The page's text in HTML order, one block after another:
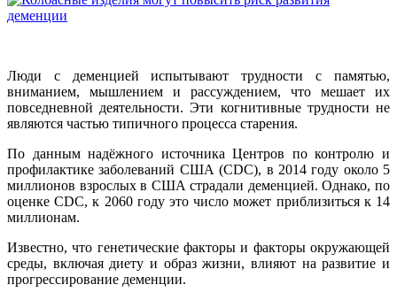
Люди с деменцией испытывают трудности с памятью,
вниманием, мышлением и рассуждением, что мешает их
повседневной деятельности. Эти когнитивные трудности не
являются частью типичного процесса старения.
По данным надёжного источника Центров по контролю и
профилактике заболеваний США (CDC), в 2014 году около 5
миллионов взрослых в США страдали деменцией. Однако, по
оценке CDC, к 2060 году это число может приблизиться к 14
миллионам.
Известно, что генетические факторы и факторы окружающей
среды, включая диету и образ жизни, влияют на развитие и
прогрессирование деменции.